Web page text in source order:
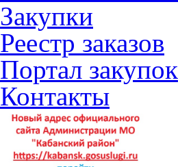
Закупки
Реестр заказов
Портал закупок
Контакты